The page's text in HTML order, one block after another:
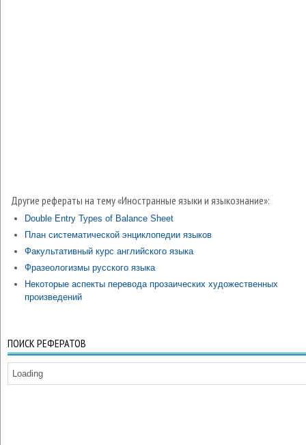
Другие рефераты на тему «Иностранные языки и языкознание»:
Double Entry Types of Balance Sheet
План систематической энциклопедии языков
Факультативный курс английского языка
Фразеологизмы русского языка
Некоторые аспекты перевода прозаических художественных
произведений
ПОИСК РЕФЕРАТОВ
Loading